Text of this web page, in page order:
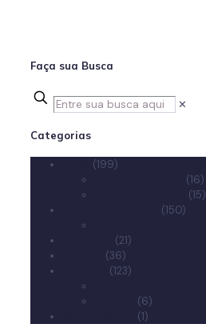
Faça sua Busca
✕
Categorias
(199)
(16)
(15)
(150)
(21)
(36)
(123)
(6)
(1)